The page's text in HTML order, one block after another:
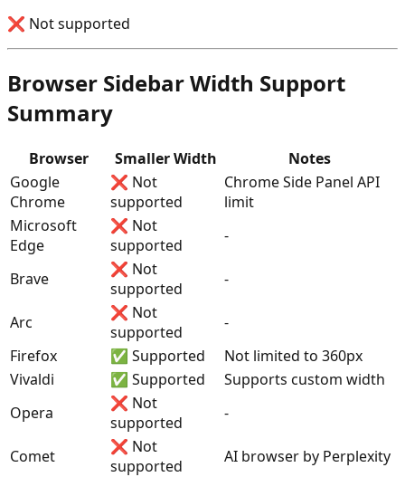
❌ Not supported
Browser Sidebar Width Support
Summary
Browser Smaller Width
Notes
Google
Chrome
❌ Not
supported
Chrome Side Panel API
limit
Microsoft
Edge
❌ Not
supported
-
Brave
❌ Not
supported
-
Arc
❌ Not
supported
-
Firefox
✅ Supported
Not limited to 360px
Vivaldi
✅ Supported
Supports custom width
Opera
❌ Not
supported
-
Comet
❌ Not
supported
AI browser by Perplexity